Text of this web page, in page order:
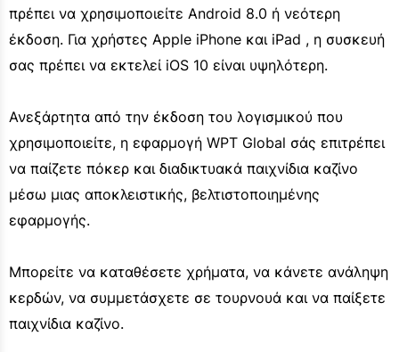
πρέπει να χρησιμοποιείτε Android 8.0 ή νεότερη
έκδοση. Για χρήστες Apple iPhone και iPad , η συσκευή
σας πρέπει να εκτελεί iOS 10 είναι υψηλότερη.
Ανεξάρτητα από την έκδοση του λογισμικού που
χρησιμοποιείτε, η εφαρμογή WPT Global σάς επιτρέπει
να παίζετε πόκερ και διαδικτυακά παιχνίδια καζίνο
μέσω μιας αποκλειστικής, βελτιστοποιημένης
εφαρμογής.
Μπορείτε να καταθέσετε χρήματα, να κάνετε ανάληψη
κερδών, να συμμετάσχετε σε τουρνουά και να παίξετε
παιχνίδια καζίνο.